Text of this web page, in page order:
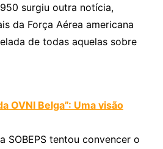
surgiu outra notícia,
da Força Aérea americana
de todas aquelas sobre
OVNI Belga”: Uma visão
SOBEPS tentou convencer o